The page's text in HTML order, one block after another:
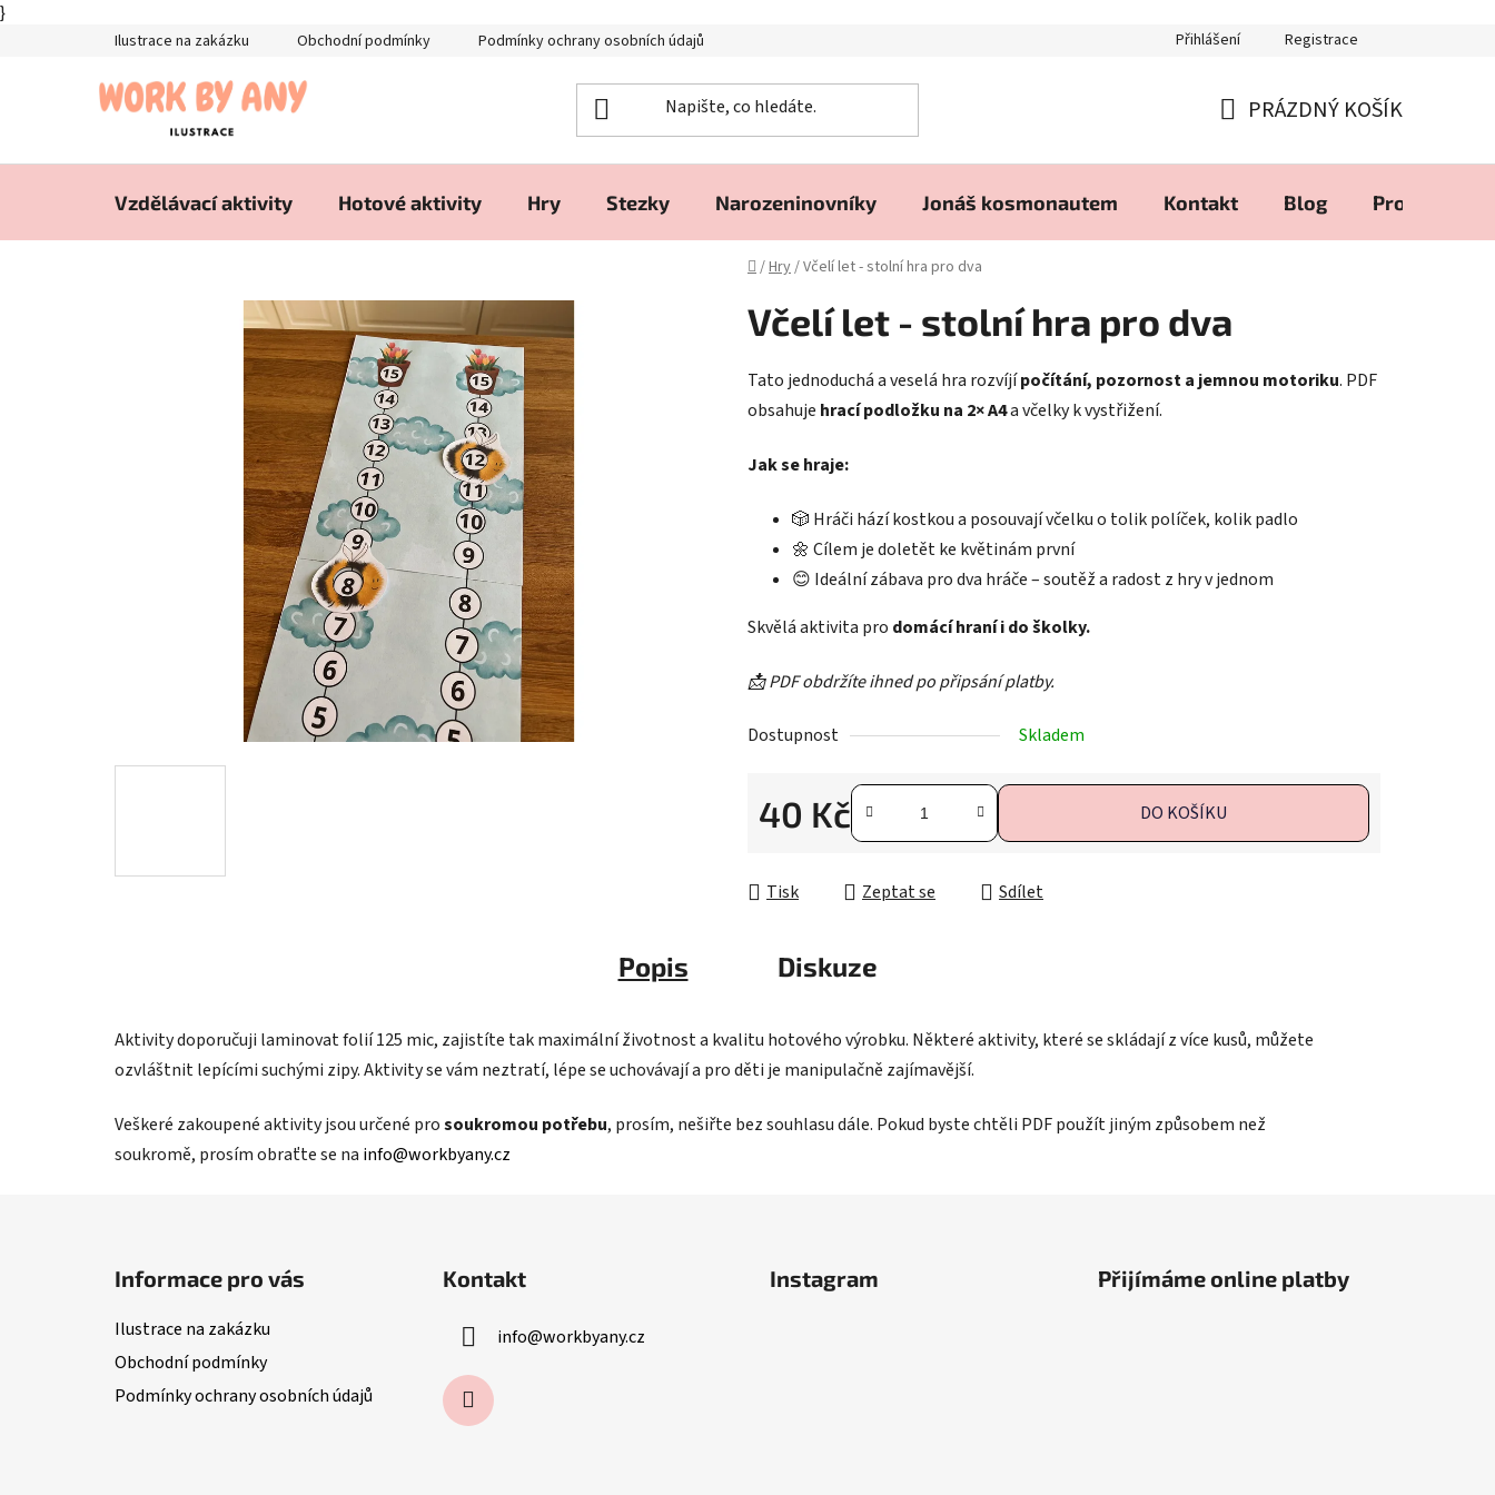
}
Ilustrace na zakázku Obchodní podmínky Podmínky ochrany osobních údajů Přihlášení Registrace
KOŠÍK
PRÁZDNÝ KOŠÍK
Vzdělávací aktivity Hotové aktivity Hry Stezky Narozeninovníky Jonáš kosmonautem Kontakt Blog Produkty
Domů
/Hry/Včelí let - stolní hra pro dva
Včelí let - stolní hra pro dva
Tato jednoduchá a veselá hra rozvíjípočítání, pozornost a jemnou motoriku. PDF
obsahuje hrací podložku na 2× A4a včelky k vystřižení.
Jak se hraje:
🎲 Hráči hází kostkou a posouvají včelku o tolik políček, kolik padlo
🌼 Cílem je doletět ke květinám první
😊 Ideální zábava pro dva hráče – soutěž a radost z hry v jednom
Skvělá aktivita pro domácí hraní i do školky.
📩 PDF obdržíte ihned po připsání platby.
Dostupnost Skladem
40 Kč DO KOŠÍKU
Tisk Zeptat se Sdílet
Popis Diskuze
Aktivity doporučuji laminovat folií 125 mic, zajistíte tak maximální životnost a kvalitu hotového výrobku. Některé aktivity, které se skládají z více kusů, můžete
ozvláštnit lepícími suchými zipy. Aktivity se vám neztratí, lépe se uchovávají a pro děti je manipulačně zajímavější.
Veškeré zakoupené aktivity jsou určené prosoukromou potřebu, prosím, nešiřte bez souhlasu dále. Pokud byste chtěli PDF použít jiným způsobem než
soukromě, prosím obraťte se na info@workbyany.cz
Informace pro vás
Ilustrace na zakázku
Obchodní podmínky
Podmínky ochrany osobních údajů
Kontakt
info@workbyany.cz
Instagram Přijímáme online platby